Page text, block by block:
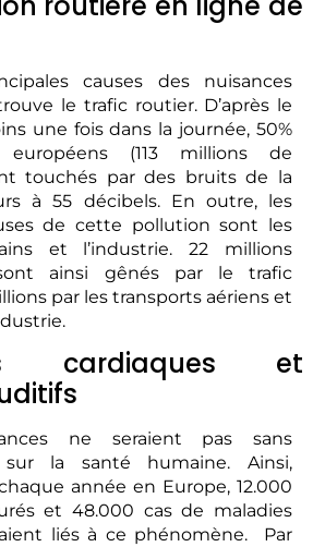
causes des nuisances
le trafic routier. D’après le
une fois dans la journée, 50%
(113 millions de
touchés par des bruits de la
à 55 décibels. En outre, les
de cette pollution sont les
et l’industrie. 22 millions
sont ainsi gênés par le trafic
par les transports aériens et
cardiaques et
ne seraient pas sans
sur la santé humaine. Ainsi,
chaque année en Europe, 12.000
et 48.000 cas de maladies
liés à ce phénomène. Par